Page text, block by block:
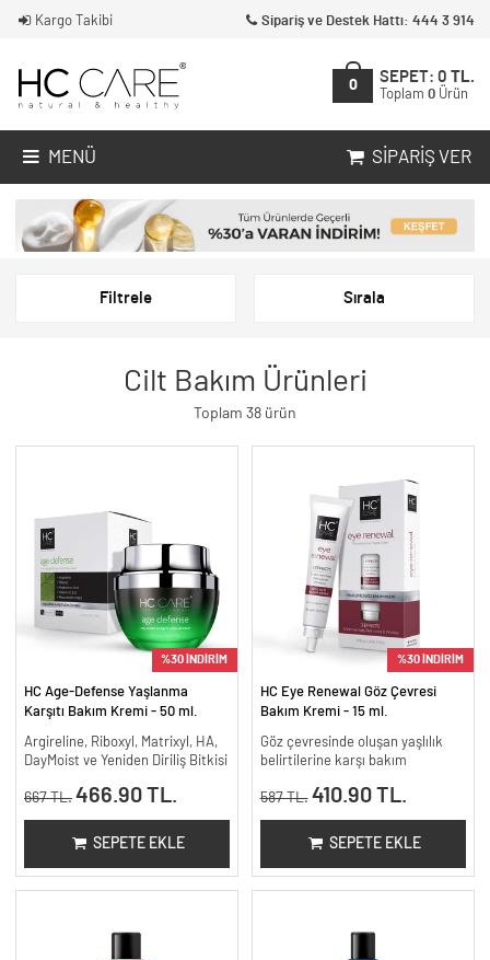
Kargo Takibi Sipariş ve Destek Hattı: 444 3 914
0
SEPET: 0 TL.
Toplam 0 Ürün
MENÜ SIPARIŞ VER
Filtrele Sırala
Cilt Bakım Ürünleri
Toplam 38 ürün
%30 İNDİRİM
HC Age-Defense Yaşlanma
Karşıtı Bakım Kremi - 50 ml.
Argireline, Riboxyl, Matrixyl, HA,
DayMoist ve Yeniden Diriliş Bitkisi
667 TL. 466.90 TL.
SEPETE EKLE
%30 İNDİRİM
HC Eye Renewal Göz Çevresi
Bakım Kremi - 15 ml.
Göz çevresinde oluşan yaşlılık
belirtilerine karşı bakım
587 TL. 410.90 TL.
SEPETE EKLE